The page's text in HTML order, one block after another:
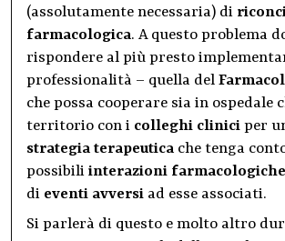
(assolutamente necessaria) di
farmacologica. A questo problema
rispondere al più presto
professionalità – quella del
che possa cooperare sia in ospedale
territorio con i colleghi clinici per
strategia terapeutica che tenga
possibili interazioni farmacologiche
di eventi avversi ad esse associati.
Si parlerà di questo e molto altro